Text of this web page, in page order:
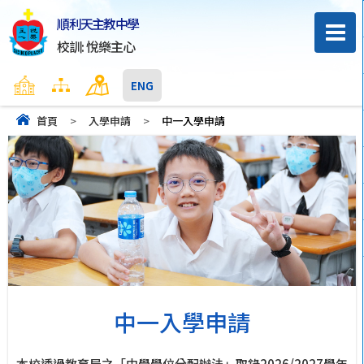
順利天主教中學
校訓: 悅樂主心
主頁 網頁地圖 聯絡我們
ENG
首頁 > 入學申請 > 中一入學申請
中一入學申請